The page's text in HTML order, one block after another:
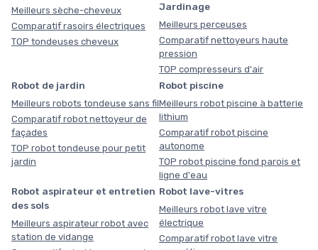
Meilleurs sèche-cheveux
Comparatif rasoirs électriques
TOP tondeuses cheveux
Jardinage
Meilleurs perceuses
Comparatif nettoyeurs haute
pression
TOP compresseurs d'air
Robot de jardin
Meilleurs robots tondeuse sans fil
Comparatif robot nettoyeur de
façades
TOP robot tondeuse pour petit
jardin
Robot piscine
Meilleurs robot piscine à batterie
lithium
Comparatif robot piscine
autonome
TOP robot piscine fond parois et
ligne d'eau
Robot aspirateur et entretien
des sols
Meilleurs aspirateur robot avec
station de vidange
Robot lave-vitres
Meilleurs robot lave vitre
électrique
Comparatif robot lave vitre